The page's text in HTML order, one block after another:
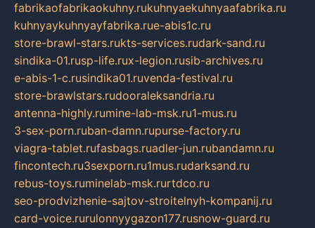
fabrikaofabrikaokuhny.rukuhnyaekuhnyaafabrika.ru
kuhnyaykuhnyayfabrika.rue-abis1c.ru
store-brawl-stars.rukts-services.rudark-sand.ru
sindika-01.rusp-life.rux-legion.rusib-archives.ru
e-abis-1-c.rusindika01.ruvenda-festival.ru
store-brawlstars.rudooraleksandria.ru
antenna-highly.rumine-lab-msk.ru1-mus.ru
3-sex-porn.ruban-damn.rupurse-factory.ru
viagra-tablet.rufasbags.ruadler-jun.rubandamn.ru
fincontech.ru3sexporn.ru1mus.rudarksand.ru
rebus-toys.ruminelab-msk.rurtdco.ru
seo-prodvizhenie-sajtov-stroitelnyh-kompanij.ru
card-voice.rurulonnyygazon177.rusnow-guard.ru